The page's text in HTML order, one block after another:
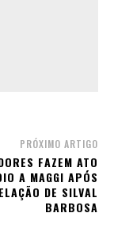
PRÓXIMO ARTIGO
FAZEM ATO
A MAGGI APÓS
DE SILVAL
BARBOSA